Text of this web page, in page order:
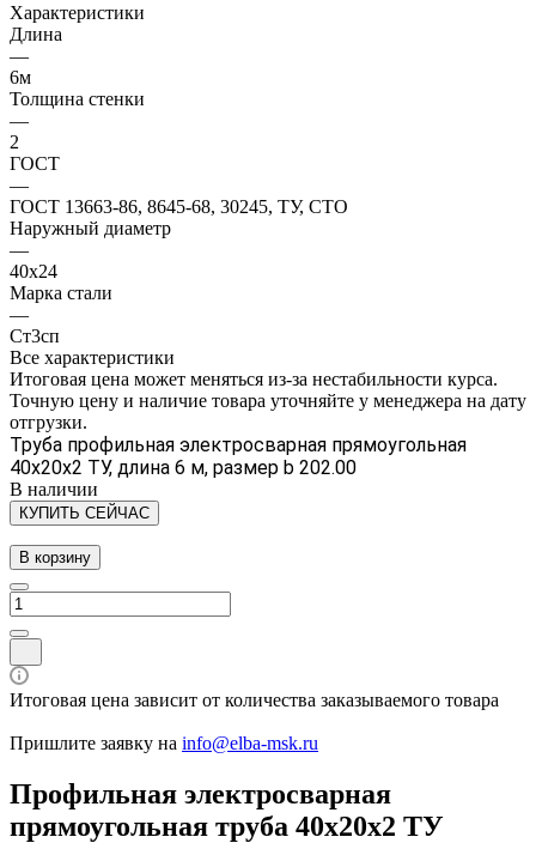
Характеристики
Длина
—
6м
Толщина стенки
—
2
ГОСТ
—
ГОСТ 13663-86, 8645-68, 30245, ТУ, СТО
Наружный диаметр
—
40x24
Марка стали
—
Ст3сп
Все характеристики
Итоговая цена может меняться из-за нестабильности курса.
Точную цену и наличие товара уточняйте у менеджера на дату
отгрузки.
Труба профильная электросварная прямоугольная
40х20х2 ТУ, длина 6 м, размер b 202.00
В наличии
КУПИТЬ СЕЙЧАС
В корзину
Итоговая цена зависит от количества заказываемого товара
Пришлите заявку на info@elba-msk.ru
Профильная электросварная
прямоугольная труба 40х20х2 ТУ